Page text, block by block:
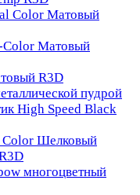
Color Матовый
Color Матовый
R3D
пудрой
High Speed Black
Color Шелковый
многоцветный